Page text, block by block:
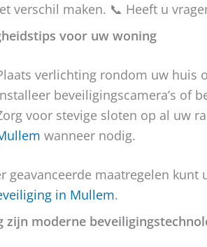
verschil maken. 📞 Heeft u
voor uw woning
verlichting rondom uw huis
beveiligingscamera’s of
voor stevige sloten op al uw
wanneer nodig.
geavanceerde maatregelen
in Mullem.
zijn moderne